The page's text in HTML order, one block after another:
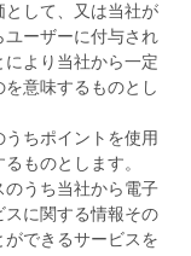
として、又は当社が
ーザーに付与され
より当社から一定
意味するものとし
うちポイントを使用
ものとします。
のうち当社から電子
スに関する情報その
できるサービスを